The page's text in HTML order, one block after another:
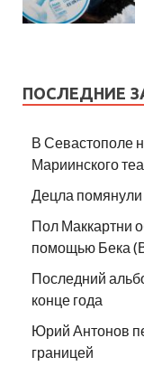
ПОСЛЕДНИЕ
В Севастополе
Мариинского
Децла
Пол Маккартни
помощью Бека
Последний
конце года
Юрий Антонов
границей